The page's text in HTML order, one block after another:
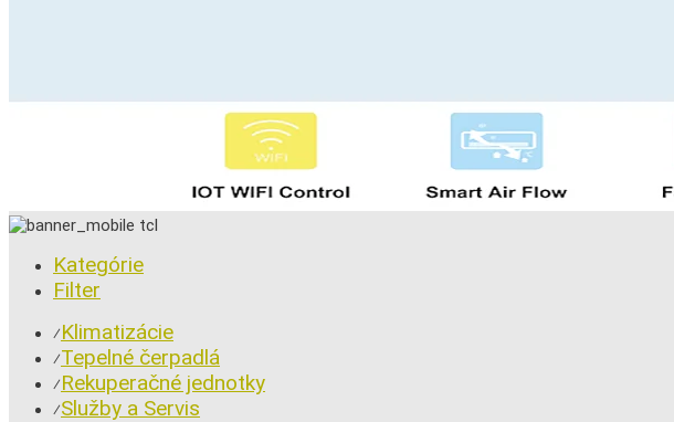
Kategórie
Filter
⁄Klimatizácie
⁄Tepelné čerpadlá
⁄Rekuperačné jednotky
⁄Služby a Servis